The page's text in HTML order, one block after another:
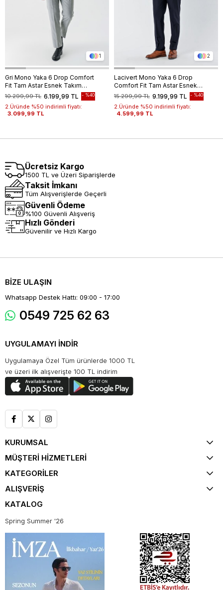
1
Gri Mono Yaka 6 Drop Comfort
Fit Tam Astar Esnek Takım
Elbise 10012401026.199,99 TL
10.299,99 TL %40
2.Üründe %50 indirimli fiyatı:
3.099,99 TL
2
Lacivert Mono Yaka 6 Drop
Comfort Fit Tam Astar Esnek
Takım Elbise 1001240010
9.199,99 TL
15.299,99 TL %40
2.Üründe %50 indirimli fiyatı:
4.599,99 TL
Ücretsiz Kargo
1500 TL ve Üzeri Siparişlerde
Taksit İmkanı
Tüm Alışverişlerde Geçerli
Güvenli Ödeme
%100 Güvenli Alışveriş
Hızlı Gönderi
Güvenilir ve Hızlı Kargo
BİZE ULAŞIN
Whatsapp Destek Hattı: 09:00 - 17:00
0549 725 62 63
UYGULAMAYI İNDİR
Uygulamaya Özel Tüm ürünlerde 1000 TL
ve üzeri ilk alışverişte 100 TL indirim
KURUMSAL
MÜŞTERİ HİZMETLERİ
KATEGORİLER
ALIŞVERİŞ
KATALOG
Spring Summer '26